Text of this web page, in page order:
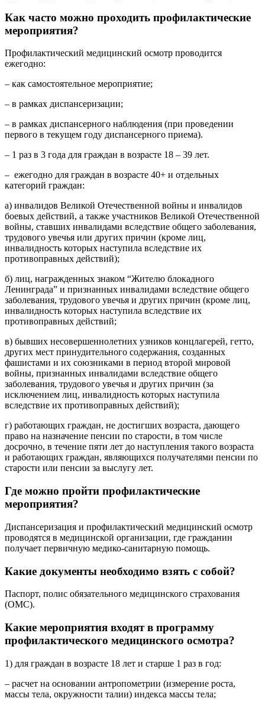
Как часто можно проходить профилактические
мероприятия?
Профилактический медицинский осмотр проводится
ежегодно:
– как самостоятельное мероприятие;
– в рамках диспансеризации;
– в рамках диспансерного наблюдения (при проведении
первого в текущем году диспансерного приема).
– 1 раз в 3 года для граждан в возрасте 18 – 39 лет.
– ежегодно для граждан в возрасте 40+ и отдельных
категорий граждан:
а) инвалидов Великой Отечественной войны и инвалидов
боевых действий, а также участников Великой Отечественной
войны, ставших инвалидами вследствие общего заболевания,
трудового увечья или других причин (кроме лиц,
инвалидность которых наступила вследствие их
противоправных действий);
б) лиц, награжденных знаком “Жителю блокадного
Ленинграда” и признанных инвалидами вследствие общего
заболевания, трудового увечья и других причин (кроме лиц,
инвалидность которых наступила вследствие их
противоправных действий;
в) бывших несовершеннолетних узников концлагерей, гетто,
других мест принудительного содержания, созданных
фашистами и их союзниками в период второй мировой
войны, признанных инвалидами вследствие общего
заболевания, трудового увечья и других причин (за
исключением лиц, инвалидность которых наступила
вследствие их противоправных действий);
г) работающих граждан, не достигших возраста, дающего
право на назначение пенсии по старости, в том числе
досрочно, в течение пяти лет до наступления такого возраста
и работающих граждан, являющихся получателями пенсии по
старости или пенсии за выслугу лет.
Где можно пройти профилактические
мероприятия?
Диспансеризация и профилактический медицинский осмотр
проводятся в медицинской организации, где гражданин
получает первичную медико-санитарную помощь.
Какие документы необходимо взять с собой?
Паспорт, полис обязательного медицинского страхования
(ОМС).
Какие мероприятия входят в программу
профилактического медицинского осмотра?
1) для граждан в возрасте 18 лет и старше 1 раз в год:
– расчет на основании антропометрии (измерение роста,
массы тела, окружности талии) индекса массы тела;